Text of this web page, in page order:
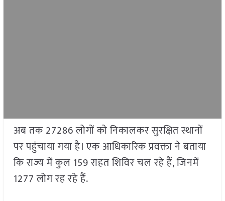
अब तक 27286 लोगों को निकालकर सुरक्षित स्थानों
पर पहुंचाया गया है। एक आधिकारिक प्रवक्ता ने बताया
कि राज्य में कुल 159 राहत शिविर चल रहे हैं, जिनमें
1277 लोग रह रहे हैं.